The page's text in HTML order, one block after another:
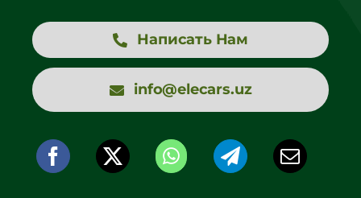
Написать Нам
info@elecars.uz